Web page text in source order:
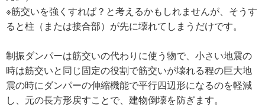
※筋交いを強くすれば？と考えるかもしれませんが、そうす
ると柱（または接合部）が先に壊れてしまうだけです。
制振ダンパーは筋交いの代わりに使う物で、小さい地震の
時は筋交いと同じ固定の役割で筋交いが壊れる程の巨大地
震の時にダンパーの伸縮機能で平行四辺形になるのを軽減
し、元の長方形戻すことで、建物倒壊を防ぎます。